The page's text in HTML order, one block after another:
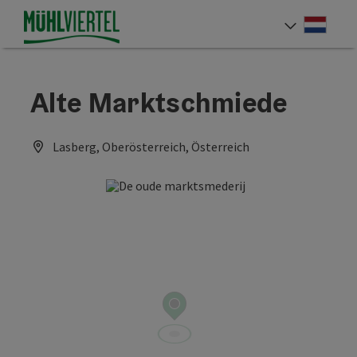
InhoudAccesskey
[0]
NavigatieAccesskey
[1]
PaginabeginAccesskey
[2]
Alte Marktschmiede
Lasberg, Oberösterreich, Österreich